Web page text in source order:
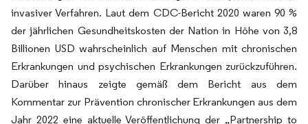
invasiver Verfahren. Laut dem CDC-Bericht 2020 waren 90 %
der jährlichen Gesundheitskosten der Nation in Höhe von 3,8
Billionen USD wahrscheinlich auf Menschen mit chronischen
Erkrankungen und psychischen Erkrankungen zurückzuführen.
Darüber hinaus zeigte gemäß dem Bericht aus dem
Kommentar zur Prävention chronischer Erkrankungen aus dem
Jahr 2022 eine aktuelle Veröffentlichung der „Partnership to